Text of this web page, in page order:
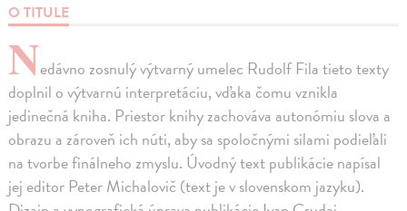
O TITULE
Nedávno zosnulý výtvarný umelec Rudolf Fila tieto texty
doplnil o výtvarnú interpretáciu, vďaka čomu vznikla
jedinečná kniha. Priestor knihy zachováva autonómiu slova a
obrazu a zároveň ich núti, aby sa spoločnými silami podieľali
na tvorbe finálneho zmyslu. Úvodný text publikácie napísal
jej editor Peter Michalovič (text je v slovenskom jazyku).